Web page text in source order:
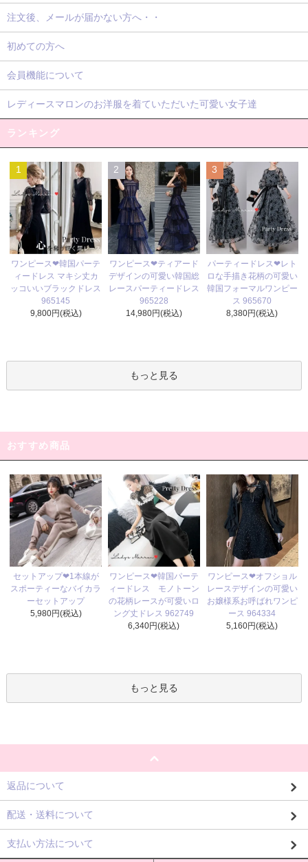
注文後、メールが届かない方へ・・
初めての方へ
会員機能について
レディースマロンのお洋服を着ていただいた可愛い女子達
ランキング
1
ワンピース❤韓国パーテ
ィードレス マキシ丈カ
ッコいいブラックドレス
965145
9,800円(税込)
2
ワンピース❤ティアード
デザインの可愛い韓国総
レースパーティードレス
965228
14,980円(税込)
3
パーティードレス❤レト
ロな手描き花柄の可愛い
韓国フォーマルワンピー
ス 965670
8,380円(税込)
もっと見る
おすすめ商品
セットアップ❤1本線が
スポーティーなバイカラ
ーセットアップ
5,980円(税込)
ワンピース❤韓国パーテ
ィードレス モノトーン
の花柄レースが可愛いロ
ング丈ドレス 962749
6,340円(税込)
ワンピース❤オフショル
レースデザインの可愛い
お嬢様系お呼ばれワンピ
ース 964334
5,160円(税込)
もっと見る
返品について
配送・送料について
支払い方法について